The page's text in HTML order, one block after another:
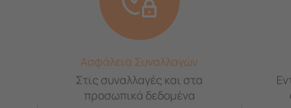
Ασφάλεια Συναλλαγών
Στις συναλλαγές και στα
προσωπικά δεδομένα